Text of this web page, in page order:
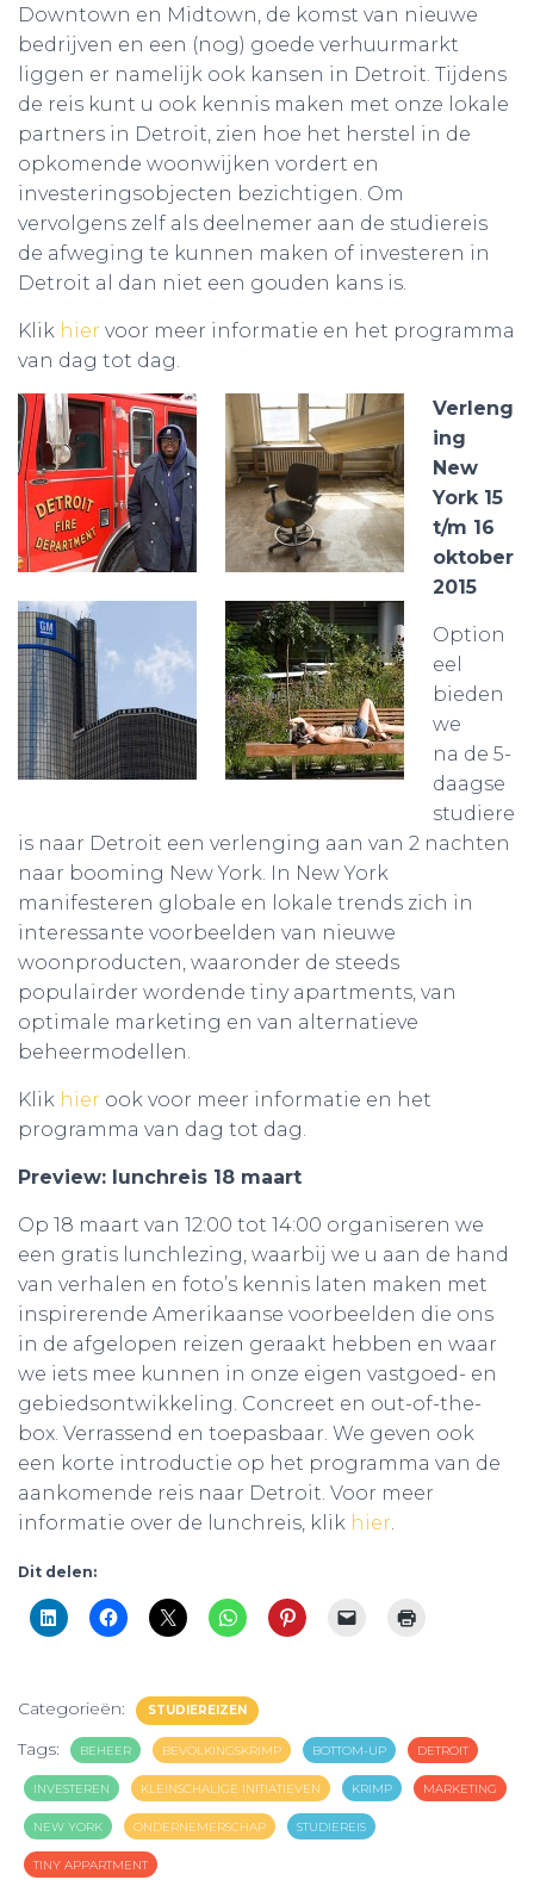
Downtown en Midtown, de komst van nieuwe
bedrijven en een (nog) goede verhuurmarkt
liggen er namelijk ook kansen in Detroit. Tijdens
de reis kunt u ook kennis maken met onze lokale
partners in Detroit, zien hoe het herstel in de
opkomende woonwijken vordert en
investeringsobjecten bezichtigen. Om
vervolgens zelf als deelnemer aan de studiereis
de afweging te kunnen maken of investeren in
Detroit al dan niet een gouden kans is.
Klik hier voor meer informatie en het programma
van dag tot dag.
Verleng
ing
New
York 15
t/m 16
oktober
2015
Option
eel
bieden
we
na de 5-
daagse
studiere
is naar Detroit een verlenging aan van 2 nachten
naar booming New York. In New York
manifesteren globale en lokale trends zich in
interessante voorbeelden van nieuwe
woonproducten, waaronder de steeds
populairder wordende tiny apartments, van
optimale marketing en van alternatieve
beheermodellen.
Klik hier ook voor meer informatie en het
programma van dag tot dag.
Preview: lunchreis 18 maart
Op 18 maart van 12:00 tot 14:00 organiseren we
een gratis lunchlezing, waarbij we u aan de hand
van verhalen en foto’s kennis laten maken met
inspirerende Amerikaanse voorbeelden die ons
in de afgelopen reizen geraakt hebben en waar
we iets mee kunnen in onze eigen vastgoed- en
gebiedsontwikkeling. Concreet en out-of-the-
box. Verrassend en toepasbaar. We geven ook
een korte introductie op het programma van de
aankomende reis naar Detroit. Voor meer
informatie over de lunchreis, klik hier
Dit delen:
Categorieën: STUDIEREIZEN
Tags: BEHEER BEVOLKINGSKRIMP BOTTOM-UP DETROIT
INVESTEREN KLEINSCHALIGE INITIATIEVEN KRIMP MARKETING
NEW YORK ONDERNEMERSCHAP STUDIEREIS
TINY APPARTMENT